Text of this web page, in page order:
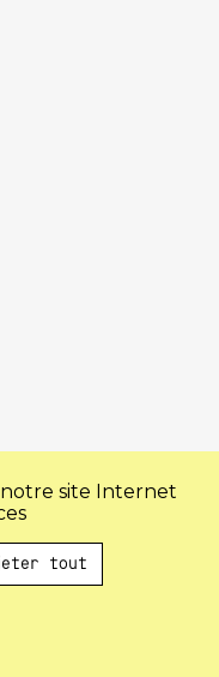
notre site Internet
tout